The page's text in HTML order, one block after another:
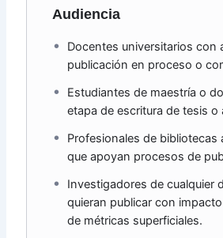
Audiencia
Docentes universitarios con
publicación en proceso o
Estudiantes de maestría o
etapa de escritura de tesis o
Profesionales de bibliotecas
que apoyan procesos de
Investigadores de cualquier
quieran publicar con
de métricas superficiales.